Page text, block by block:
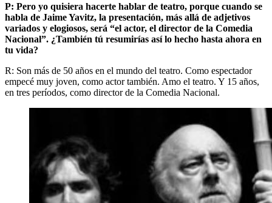
P: Pero yo quisiera hacerte hablar de teatro, porque cuando se
habla de Jaime Yavitz, la presentación, más allá de adjetivos
variados y elogiosos, será “el actor, el director de la Comedia
Nacional”. ¿También tú resumirías así lo hecho hasta ahora en
tu vida?
R: Son más de 50 años en el mundo del teatro. Como espectador
empecé muy joven, como actor también. Amo el teatro. Y 15 años,
en tres períodos, como director de la Comedia Nacional.